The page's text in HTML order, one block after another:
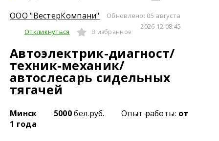
ООО "ВестерКомпани"
Обновлено: 05 августа
2026 12:08:45
Откликнуться В избранное
Автоэлектрик-диагност/
техник-механик/
автослесарь сидельных
тягачей
Минск 5000бел.руб. Опыт работы: от
1 года